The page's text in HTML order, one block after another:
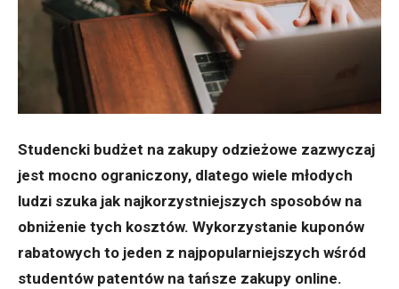
Studencki budżet na zakupy odzieżowe zazwyczaj
jest mocno ograniczony, dlatego wiele młodych
ludzi szuka jak najkorzystniejszych sposobów na
obniżenie tych kosztów. Wykorzystanie kuponów
rabatowych to jeden z najpopularniejszych wśród
studentów patentów na tańsze zakupy online.